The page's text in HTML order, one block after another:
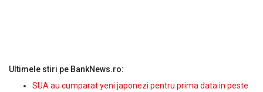
Ultimele stiri pe BankNews.ro:
SUA au cumparat yeni japonezi pentru prima data in peste